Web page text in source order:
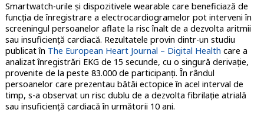
Smartwatch-urile și dispozitivele wearable care beneficiază de
funcția de înregistrare a electrocardiogramelor pot interveni în
screeningul persoanelor aflate la risc înalt de a dezvolta aritmii
sau insuficiență cardiacă. Rezultatele provin dintr-un studiu
publicat în The European Heart Journal – Digital Health care a
analizat înregistrări EKG de 15 secunde, cu o singură derivație,
provenite de la peste 83.000 de participanți. În rândul
persoanelor care prezentau bătăi ectopice în acel interval de
timp, s-a observat un risc dublu de a dezvolta fibrilație atrială
sau insuficiență cardiacă în următorii 10 ani.